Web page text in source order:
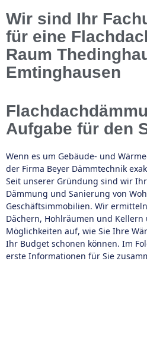
Wir sind Ihr
für eine
Raum
Emtinghausen
Aufgabe für den
Wenn es um Gebäude- und
der Firma Beyer Dämmtechnik
Seit unserer Gründung sind wir
Dämmung und Sanierung von
Geschäftsimmobilien. Wir
Dächern, Hohlräumen und
Möglichkeiten auf, wie Sie Ihre
Ihr Budget schonen können. Im
erste Informationen für Sie